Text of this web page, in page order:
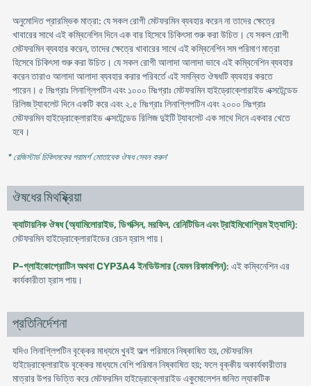
অনুমোদিত প্রারম্ভিক মাত্রা: যে সকল রোগী মেটফরমিন ব্যবহার করেন না তাদের ক্ষেত্রে
খাবারের সাথে এই কম্বিনেশিন দিনে এক বার হিসেবে চিকিৎসা শুরু করা উচিত। যে সকল রোগী
মেটফরমিন ব্যবহার করেন, তাদের ক্ষেত্রে খাবারের সাথে এই কম্বিনেশিন সম পরিমাণ মাত্রা
হিসেবে চিকিৎসা শুরু করা উচিত। যে সকল রোগী আলাদা আলাদা ভাবে এই কম্বিনেশিন ব্যবহার
করেন তারাও আলাদা আলাদা ব্যবহার করার পরিবর্তে এই সমন্বিত ঔষধটি ব্যবহার করতে
পারেন। ৫ মিঃগ্রাঃ লিনাগ্লিপটিন এবং ১০০০ মিঃগ্রাঃ মেটফরমিন হাইড্রোক্লোরাইড এক্সটেন্ডেড
রিলিজ ট্যাবলেট দিনে একটি করে এবং ২.৫ মিঃগ্রাঃ লিনাগ্লিপটিন এবং ২০০০ মিঃগ্রাঃ
মেটফরমিন হাইড্রোক্লোরাইড এক্সটেন্ডেড রিলিজ দুইটি ট্যাবলেট এক সাথে দিনে একবার খেতে
হবে।
* রেজিস্টার্ড চিকিৎসকের পরামর্শ মোতাবেক ঔষধ সেবন করুন'
ঔষধের মিথষ্ক্রিয়া
ক্যাটায়নিক ঔষধ (অ্যামিলোরাইড, ডিগক্সিন, মরফিন, রেনিটিডিন এবং ট্রাইমিথোপ্রিম ইত্যাদি):
মেটফরমিন হাইড্রোক্লোরাইডের রেচন হ্রাস পায়।
P-গ্লাইকোপ্রোটিন অথবা CYP3A4 ইনডিউসার (যেমন রিফামপিন): এই কম্বিনেশিন এর
কার্যকারীতা হ্রাস পায়।
প্রতিনির্দেশনা
যদিও লিনাগ্লিপটিন বৃক্কের মাধ্যমে খুবই অল্প পরিমানে নিষ্কাষিত হয়, মেটফরমিন
হাইড্রোক্লোরাইড বৃক্কের মাধ্যমে বেশি পরিমান নিষ্কাষিত হয়; ফলে বৃক্কীয় অকার্যকারীতার
মাত্রার উপর ভিত্তি করে মেটফরমিন হাইড্রোক্লোরাইড একুমোলেশন জনিত ল্যাকটিক